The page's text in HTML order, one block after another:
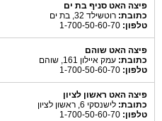
פיצה האט סניף בת ים
כתובת: רוטשילד 32, בת ים
טלפון:
פיצה האט שוהם
כתובת: עמק איילון 161, שוהם
טלפון:
פיצה האט ראשון לציון
כתובת: לישנסקי 6, ראשון לציון
טלפון: